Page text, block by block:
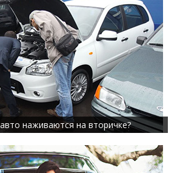
наживаются на вторичке?